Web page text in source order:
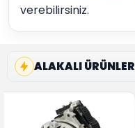
verebilirsiniz.
ALAKALI ÜRÜNLER